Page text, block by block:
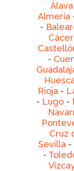
Álava
Almería
-
-
Rioja-
- Lugo-
Cruz
Sevilla-
-